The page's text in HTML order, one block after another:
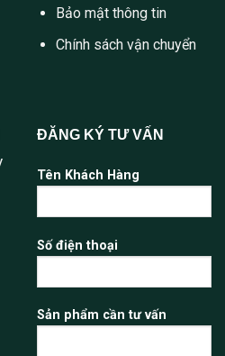
Bảo mật thông tin
Chính sách vận chuyển
ĐĂNG KÝ TƯ VẤN
Tên Khách Hàng
Số điện thoại
Sản phẩm cần tư vấn